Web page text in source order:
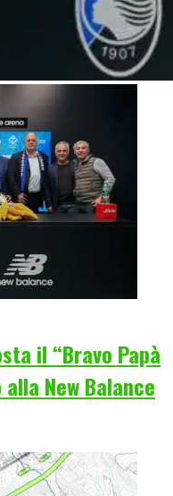
il “Bravo Papà
New Balance